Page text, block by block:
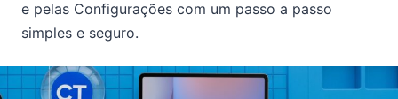
e pelas Configurações com um passo a passo
simples e seguro.